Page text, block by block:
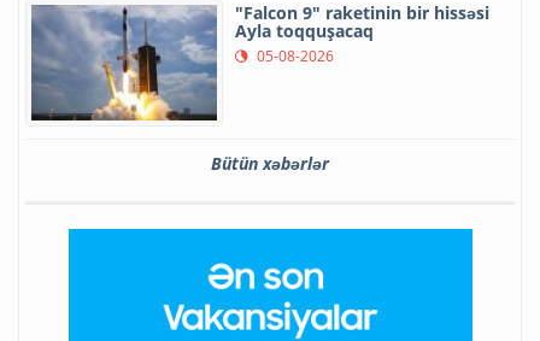
"Falcon 9" raketinin bir hissəsi
Ayla toqquşacaq
05-08-2026
Bütün xəbərlər